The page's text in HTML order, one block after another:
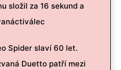
složil za 16 sekund a
Spider slaví 60 let.
Duetto patří mezi